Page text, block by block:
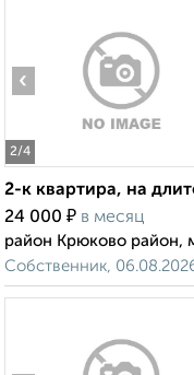
2/4
‹
2-к квартира, на
24 000 ₽ в месяц
район Крюково район,
Собственник,